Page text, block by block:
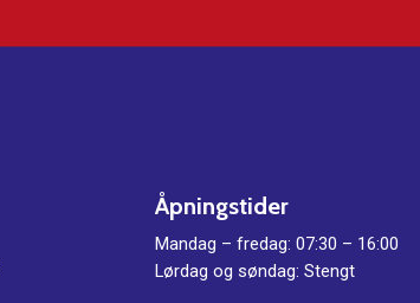
Åpningstider
Mandag – fredag: 07:30 – 16:00
Lørdag og søndag: Stengt